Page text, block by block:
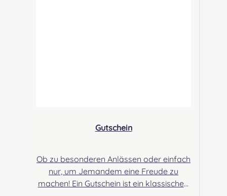
Gutschein
Ob zu besonderen Anlässen oder einfach
nur, um Jemandem eine Freude zu
machen! Ein Gutschein ist ein klassisches,